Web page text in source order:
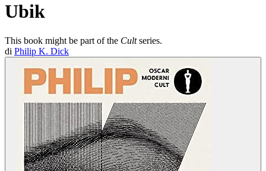
Ubik
This book might be part of the Cultseries.
di Philip K. Dick